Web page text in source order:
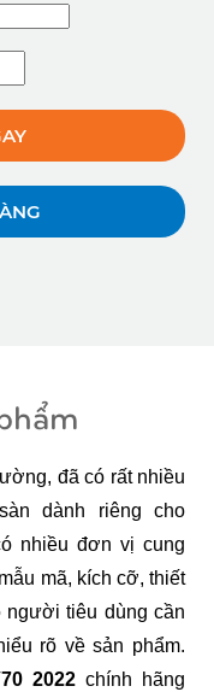
đã có rất nhiều
dành riêng cho
nhiều đơn vị cung
mã, kích cỡ, thiết
người tiêu dùng cần
rõ về sản phẩm.
2022 chính hãng